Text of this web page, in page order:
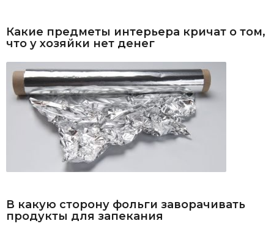
Какие предметы интерьера кричат о том,
что у хозяйки нет денег
В какую сторону фольги заворачивать
продукты для запекания